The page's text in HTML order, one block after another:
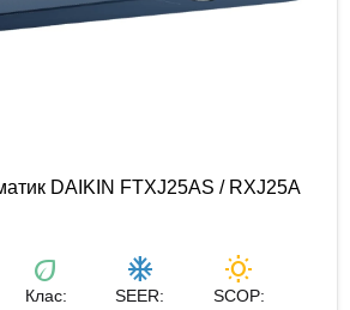
DAIKIN FTXJ25AS / RXJ25A
eco
Клас:
ac_unit
SEER:
wb_sunny
SCOP: